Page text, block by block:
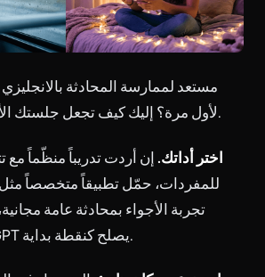
مستعد لممارسة المحادثة
لأول مرة؟ إليك كيف تجعل جلستك الأولى مثمرة وممتعة.
1. اختر أداتك. إن أردت تدريباً منظّماً مع
للمفردات، حمّل تطبيقاً متخصصاً مثل
تجربة الأجواء بمحادثة عامة
الصوتي في ChatGPT يصلح كنقطة بداية.